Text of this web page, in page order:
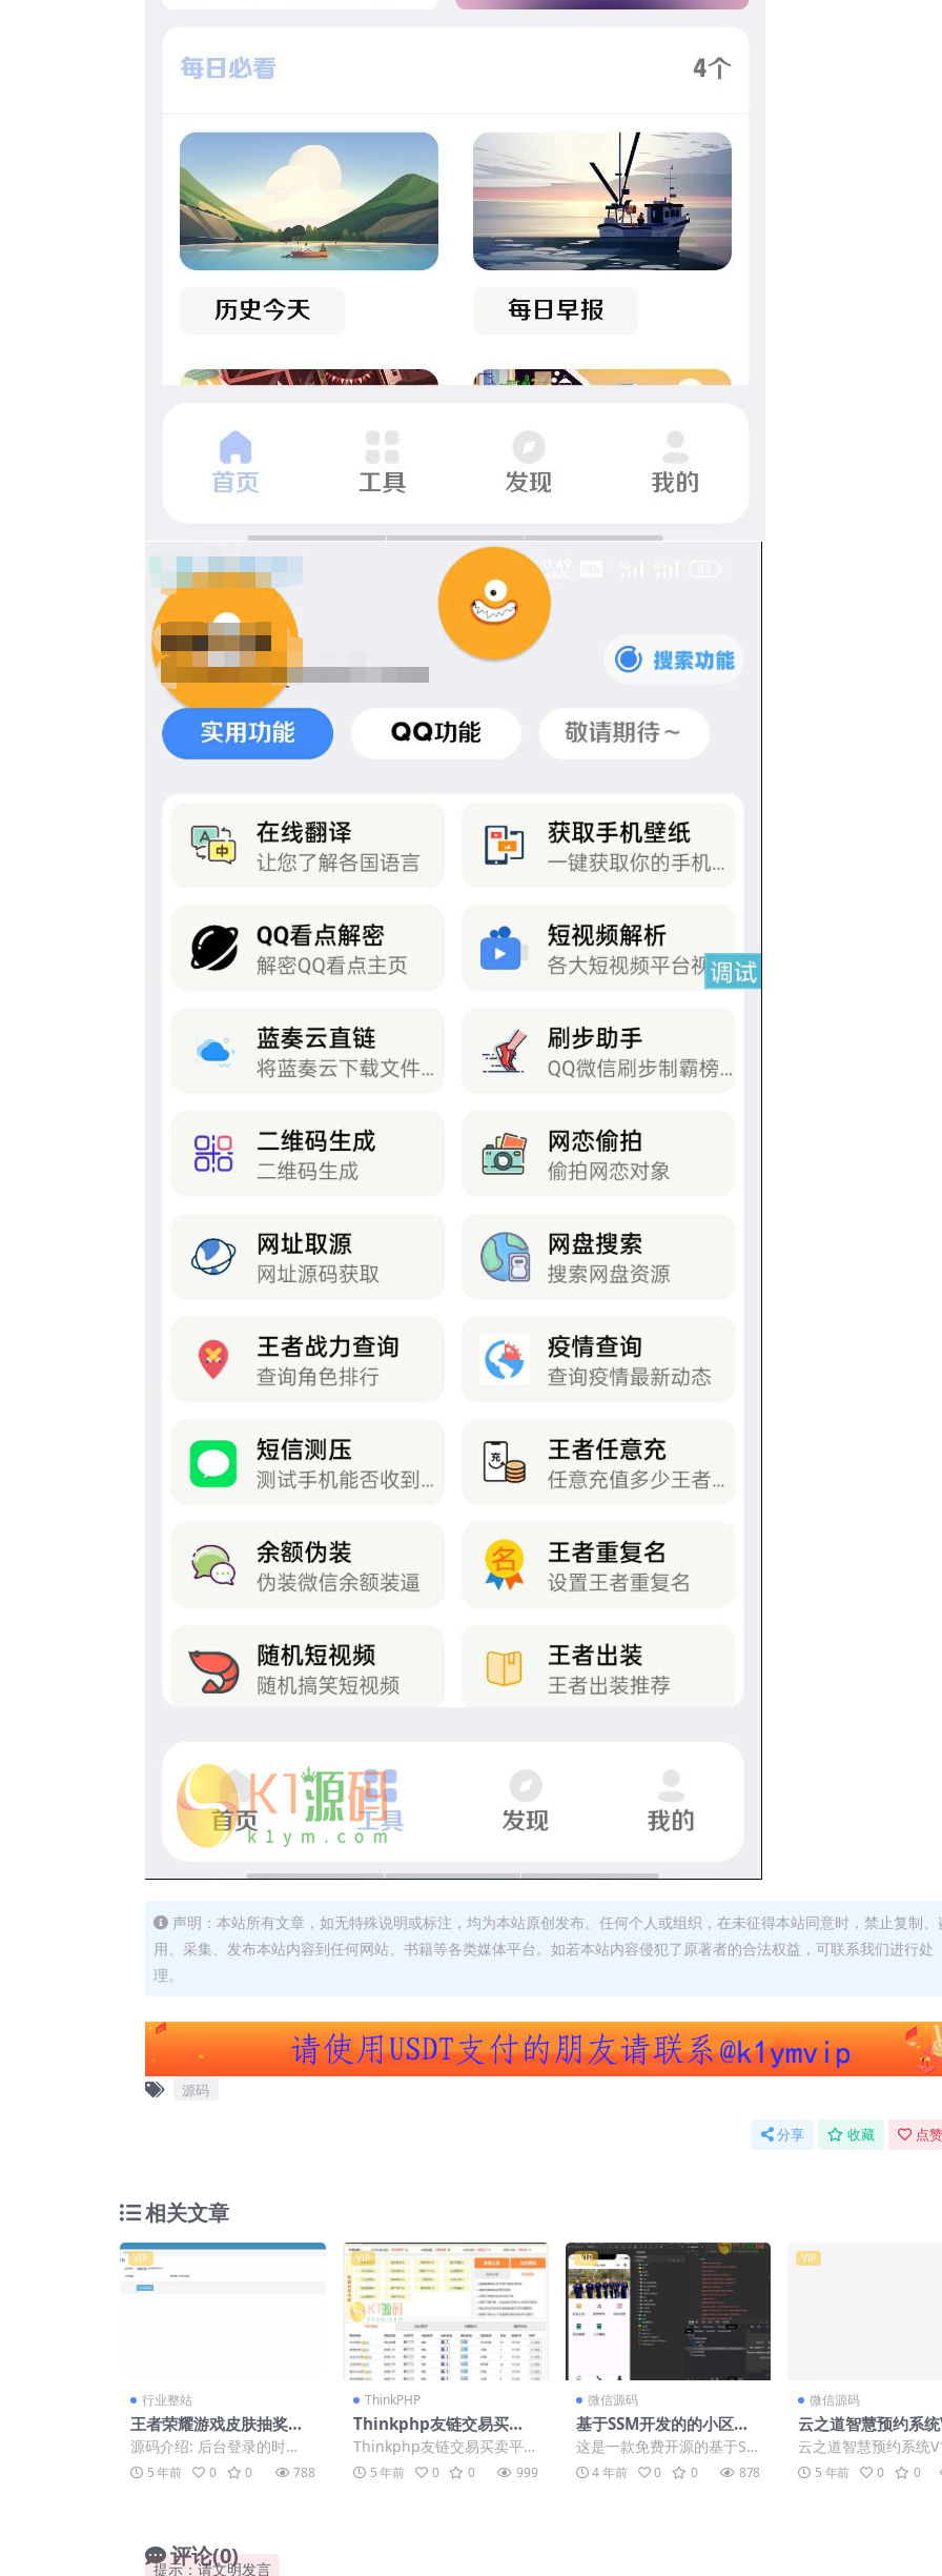
声明：本站所有文章，如无特殊说明或标注，均为本站原创发布。任何个人或组织，在未征得本站同意时，禁止复制、
用、采集、发布本站内容到任何网站、书籍等各类媒体平台。如若本站内容侵犯了原著者的合法权益，可联系我们进行处
理。
源码
分享 收藏 点
相关文章
VIP
行业整站
王者荣耀游戏皮肤抽奖盒
QQ微信引流抽奖多渠道分
销流量魔盒源码
源码介绍: 后台登录的时
候、验证码输入正确也提示
验证码输入错误。（自行修
5 年前 0 0 788
VIP
ThinkPHP
Thinkphp友链交易买卖
平台源码 仿Alivv友链平
台源码 友链买卖系统
Thinkphp友链交易买卖平
台源码 仿Alivv友链平台源码
友链买卖系统 运...
5 年前 0 0 999
VIP
微信源码
基于SSM开发的的小区物
业管理系统小程序源码
这是一款免费开源的基于SS
M开发的的小区物业管理系
统小程序源码，小程序端的
4 年前 0 0 878
VIP
微信源码
云之道智慧预约系
8源码
云之道智慧预约系统
源码5 年前 0 0
评论(0)
提示：请文明发言